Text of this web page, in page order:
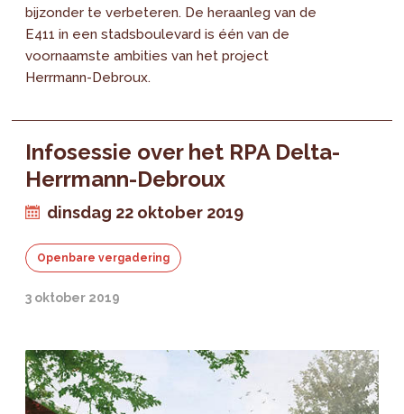
bijzonder te verbeteren. De heraanleg van de
E411 in een stadsboulevard is één van de
voornaamste ambities van het project
Herrmann-Debroux.
Infosessie over het RPA Delta-
Herrmann-Debroux
dinsdag 22 oktober 2019
Openbare vergadering
3 oktober 2019